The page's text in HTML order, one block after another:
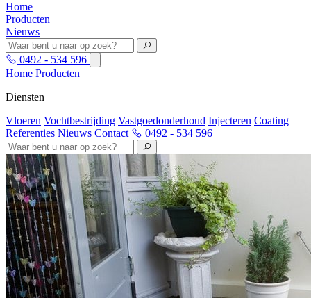
Home
Producten
Nieuws
0492 - 534 596
Home Producten
Diensten
Vloeren Vochtbestrijding Vastgoedonderhoud Injecteren Coating
Referenties Nieuws Contact 0492 - 534 596